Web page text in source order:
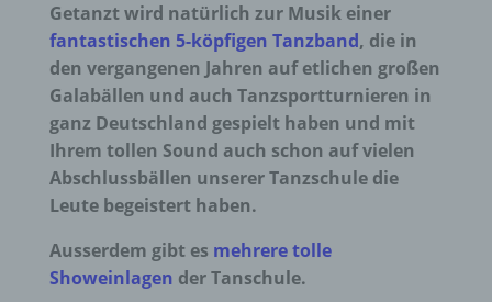
Getanzt wird natürlich zur Musik einer
fantastischen 5-köpfigen Tanzband, die in
den vergangenen Jahren auf etlichen großen
Galabällen und auch Tanzsportturnieren in
ganz Deutschland gespielt haben und mit
Ihrem tollen Sound auch schon auf vielen
Abschlussbällen unserer Tanzschule die
Leute begeistert haben.
Ausserdem gibt es mehrere tolle
Showeinlagen der Tanschule.